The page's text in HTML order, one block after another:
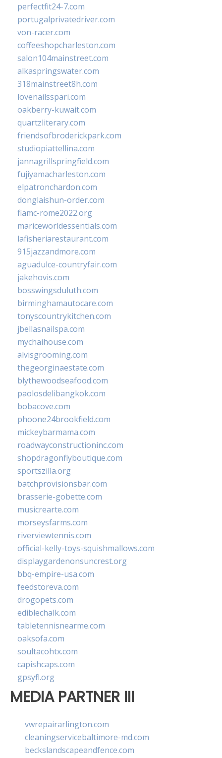
perfectfit24-7.com
portugalprivatedriver.com
von-racer.com
coffeeshopcharleston.com
salon104mainstreet.com
alkaspringswater.com
318mainstreet8h.com
lovenailsspari.com
oakberry-kuwait.com
quartzliterary.com
friendsofbroderickpark.com
studiopiattellina.com
jannagrillspringfield.com
fujiyamacharleston.com
elpatronchardon.com
donglaishun-order.com
fiamc-rome2022.org
mariceworldessentials.com
lafisheriarestaurant.com
915jazzandmore.com
aguadulce-countryfair.com
jakehovis.com
bosswingsduluth.com
birminghamautocare.com
tonyscountrykitchen.com
jbellasnailspa.com
mychaihouse.com
alvisgrooming.com
thegeorginaestate.com
blythewoodseafood.com
paolosdelibangkok.com
bobacove.com
phoone24brookfield.com
mickeybarmama.com
roadwayconstructioninc.com
shopdragonflyboutique.com
sportszilla.org
batchprovisionsbar.com
brasserie-gobette.com
musicrearte.com
morseysfarms.com
riverviewtennis.com
official-kelly-toys-squishmallows.com
displaygardenonsuncrest.org
bbq-empire-usa.com
feedstoreva.com
drogopets.com
ediblechalk.com
tabletennisnearme.com
oaksofa.com
soultacohtx.com
capishcaps.com
gpsyfl.org
MEDIA PARTNER III
vwrepairarlington.com
cleaningservicebaltimore-md.com
beckslandscapeandfence.com